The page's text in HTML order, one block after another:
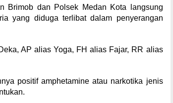
Brimob dan Polsek Medan Kota langsung
yang diduga terlibat dalam penyerangan
AP alias Yoga, FH alias Fajar, RR alias
positif amphetamine atau narkotika jenis